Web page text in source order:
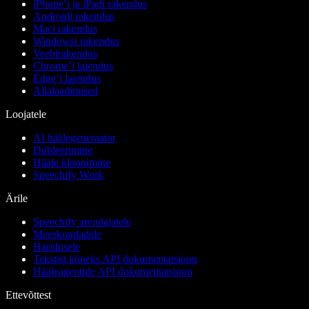
iPhone’i ja iPadi rakendus
Androidi rakendus
Maci rakendus
Windowsi rakendus
Veebirakendus
Chrome’i laiendus
Edge’i laiendus
Allalaadimised
Loojatele
AI häälegeneraator
Dubleerimine
Hääle kloonimine
Speechify Work
Ärile
Speechify arendajatele
Meeskondadele
Haridusele
Tekstist kõneks API dokumentatsioon
Hääleagentide API dokumentatsioon
Ettevõttest